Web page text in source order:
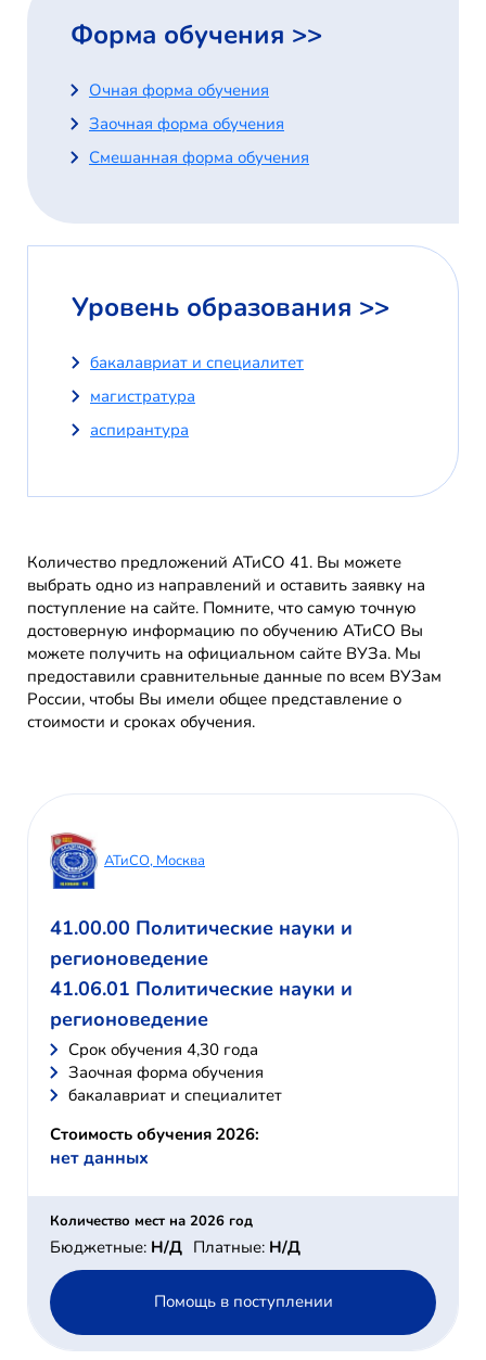
Форма обучения >>
Очная форма обучения
Заочная форма обучения
Смешанная форма обучения
Уровень образования >>
бакалавриат и специалитет
магистратура
аспирантура
Количество предложений АТиСО 41. Вы можете
выбрать одно из направлений и оставить заявку на
поступление на сайте. Помните, что самую точную
достоверную информацию по обучению АТиСО Вы
можете получить на официальном сайте ВУЗа. Мы
предоставили сравнительные данные по всем ВУЗам
России, чтобы Вы имели общее представление о
стоимости и сроках обучения.
АТиСО, Москва
41.00.00 Политические науки и
регионоведение
41.06.01 Политические науки и
регионоведение
Cрок обучения 4,30 года
Заочная форма обучения
бакалавриат и специалитет
Стоимость обучения 2026:
нет данных
Количество мест на 2026 год
Бюджетные: Н/Д Платные: Н/Д
Помощь в поступлении